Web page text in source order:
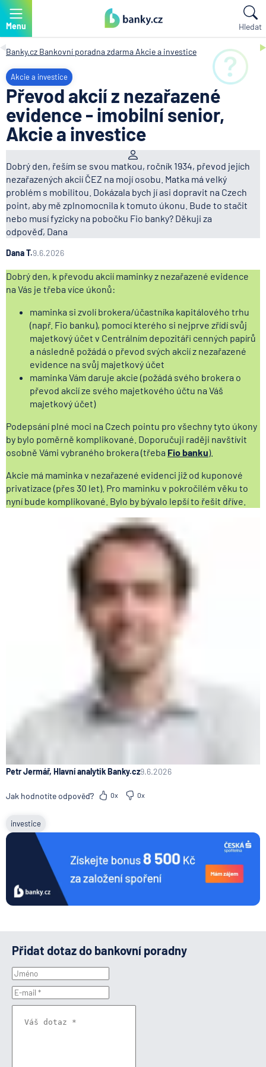
Menu Hledat
Banky.cz Bankovní poradna zdarma Akcie a investice
Akcie a investice
Převod akcií z nezařazené
evidence - imobilní senior,
Akcie a investice
Dobrý den, řeším se svou matkou, ročník 1934, převod jejích
nezařazených akcií ČEZ na mojí osobu. Matka má velký
problém s mobilitou. Dokázala bych jí asi dopravit na Czech
point, aby mě zplnomocnila k tomuto úkonu. Bude to stačit
nebo musí fyzicky na pobočku Fio banky? Děkuji za
odpověď, Dana
Dana T.9.6.2026
Dobrý den, k převodu akcií maminky z nezařazené evidence
na Vás je třeba více úkonů:
maminka si zvolí brokera/účastníka kapitálového trhu
(např. Fio banku), pomocí kterého si nejprve zřídí svůj
majetkový účet v Centrálním depozitáři cenných papírů
a následně požádá o převod svých akcií z nezařazené
evidence na svůj majetkový účet
maminka Vám daruje akcie (požádá svého brokera o
převod akcií ze svého majetkového účtu na Váš
majetkový účet)
Podepsání plné moci na Czech pointu pro všechny tyto úkony
by bylo poměrně komplikované. Doporučuji raději navštívit
osobně Vámi vybraného brokera (třeba Fio banku).
Akcie má maminka v nezařazené evidenci již od kuponové
privatizace (přes 30 let). Pro maminku v pokročilém věku to
nyní bude komplikované. Bylo by bývalo lepší to řešit dříve.
Petr Jermář, Hlavní analytik Banky.cz9.6.2026
Jak hodnotíte odpověď? 0x 0x
investice
Přidat dotaz do bankovní poradny